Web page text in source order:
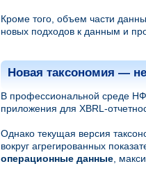
Кроме того, объем части
новых подходов к данным и
Новая таксономия —
В профессиональной среде
приложения для XBRL-
Однако текущая версия
вокруг агрегированных
операционные данные,